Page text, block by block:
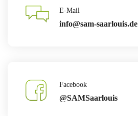
E-Mail
info@sam-saarlouis.de
Facebook
@SAMSaarlouis